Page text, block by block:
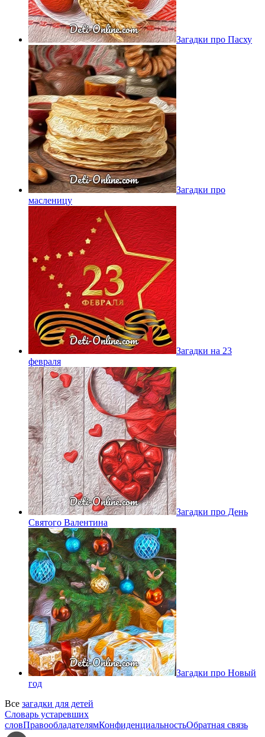
Загадки про Пасху
Загадки про
масленицу
Загадки на 23
февраля
Загадки про День
Святого Валентина
Загадки про Новый
год
Все загадки для детей
Словарь устаревших
словПравообладателямКонфиденциальностьОбратная связь